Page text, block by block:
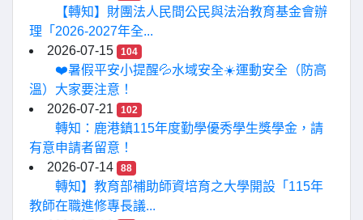
【轉知】財團法人民間公民與法治教育基金會辦
理「2026-2027年全...
2026-07-15
104
❤️暑假平安小提醒💦水域安全☀️運動安全（防高
溫）大家要注意！
2026-07-21
102
轉知：鹿港鎮115年度勤學優秀學生獎學金，請
有意申請者留意！
2026-07-14
88
轉知】教育部補助師資培育之大學開設「115年
教師在職進修專長議...